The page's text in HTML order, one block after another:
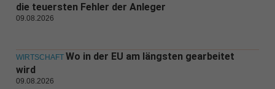
die teuersten Fehler der Anleger
09.08.2026
WIRTSCHAFT Wo in der EU am längsten gearbeitet
wird
09.08.2026